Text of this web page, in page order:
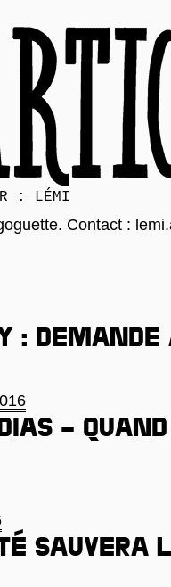
: LÉMI
Contact :
:
–
sauvera